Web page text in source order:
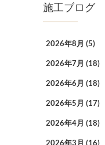
施工ブログ
2026年8月 (5)
2026年7月 (18)
2026年6月 (18)
2026年5月 (17)
2026年4月 (18)
2026年3月 (16)